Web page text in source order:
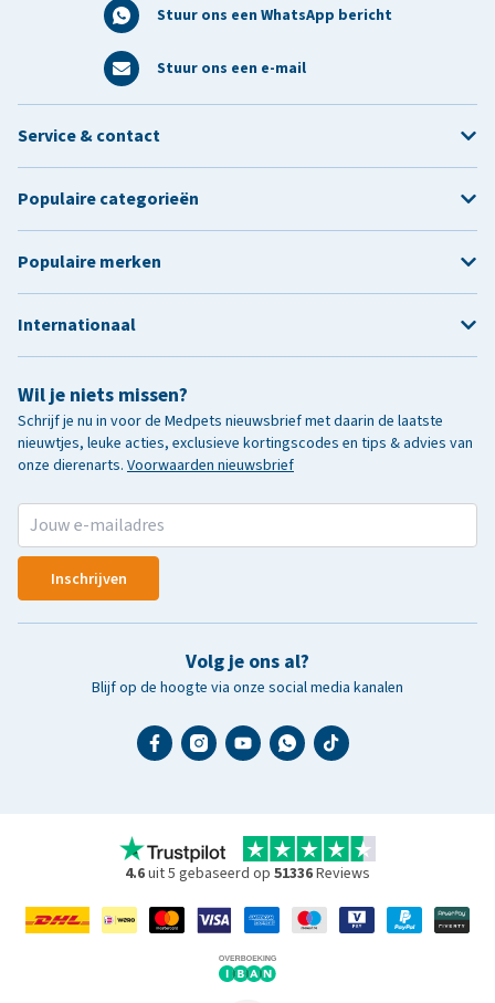
Stuur ons een WhatsApp bericht
Stuur ons een e-mail
Wil je niets missen?
Schrijf je nu in voor de Medpets nieuwsbrief met daarin de laatste
nieuwtjes, leuke acties, exclusieve kortingscodes en tips & advies van
onze dierenarts. Voorwaarden nieuwsbrief
Inschrijven
Volg je ons al?
Blijf op de hoogte via onze social media kanalen
Service & contact
Populaire categorieën
Populaire merken
Internationaal
4.6uit 5 gebaseerd op 51336Reviews